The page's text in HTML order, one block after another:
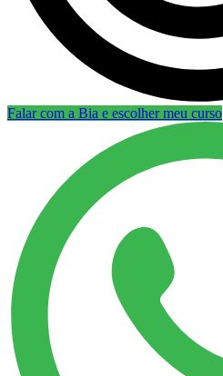
Falar com a Bia e escolher meu curso